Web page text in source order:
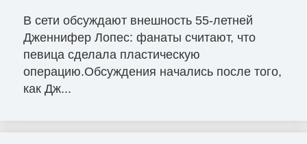
В сети обсуждают внешность 55-летней
Дженнифер Лопес: фанаты считают, что
певица сделала пластическую
операцию.Обсуждения начались после того,
как Дж...